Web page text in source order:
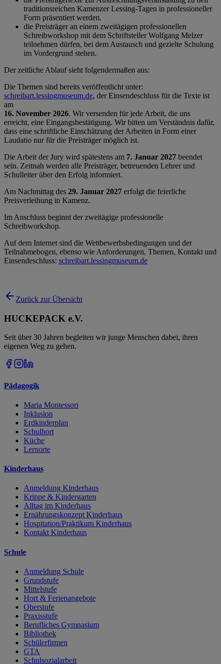
traditionsreichen Kamenzer Lessing-Tagen in professioneller
Form präsentiert werden.
die Preisträger an einem zweitägigen professionellen
Schreibworkshop mit dem Schriftsteller Wolfgang Melzer
teilnehmen dürfen, bei dem Austausch und gezielte Schulung
im Vordergrund stehen.
Der zeitliche Ablauf sieht folgendermaßen aus:
Die Themen sind bereits veröffentlicht unter:
schreibart.lessingmuseum.de, der Einsendeschluss für die Texte ist
am
16. November 2026. Wir versenden für jede Arbeit, die uns
erreicht, eine Eingangsbestätigung. Wir bitten um Verständnis dafür,
dass eine schriftliche Einschätzung der Arbeiten in Form einer
Laudatio nur für die Preisträger möglich ist.
Die Arbeit der Jury wird spätestens am 7. Januar 2027 beendet
sein. Zeitnah werden alle Preisträger, betreuenden Lehrer und
Schulleiter über den Erfolg informiert.
Am Nachmittag des 29. Januar 2027 erfolgt die feierliche
Preisverleihung in Kamenz.
Im Anschluss beginnt der zweitägige professionelle
Schreibworkshop.
Auf dem Internet sind die Wettbewerbsbedingungen und der
Teilnahmebogen, ebenso wie Anforderungen, Themen, Kontakt und
Einsendeschluss: schreibart.lessingmuseum.de
Zurück zur Übersicht
HUCKEPACK e.V.
Seit über 30 Jahren begleiten wir junge Menschen dabei, ihren
eigenen Weg zu gehen.
Pädagogik
Maria Montessori
Inklusion
Erdkinderplan
Schulhort
Küche
Lernorte
Kinderhaus
Anmeldung Kinderhaus
Krippe & Kindergarten
Alltag im Kinderhaus
Ernährungskonzept Kinderhaus
Hospitation/Praktikum Kinderhaus
Kontakt Kinderhaus
Schule
Anmeldung Schule
Grundstufe
Mittelstufe
Hort & Ferienangebote
Oberstufe
Praxisstufe
Berufliches Gymnasium
Bibliothek
Schülerfirmen
GTA
Schulsozialarbeit